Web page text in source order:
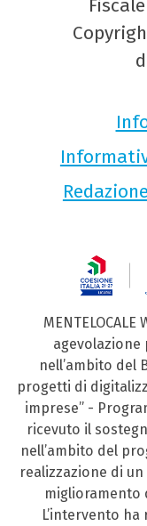
Redazione
agevolazione
nell’ambito del
progetti di
imprese” -
ricevuto il
nell’ambito del
realizzazione di
miglioramento
L’intervento